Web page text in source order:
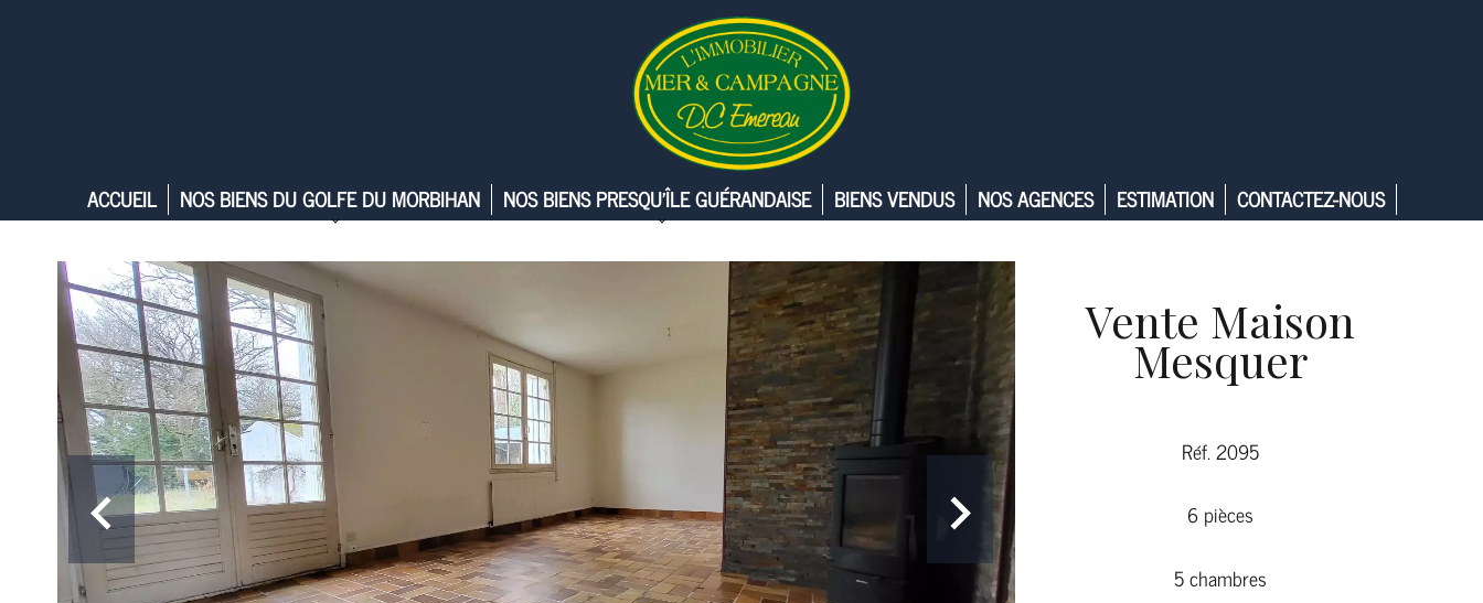
ACCUEIL NOS BIENS DU GOLFE DU MORBIHAN NOS BIENS PRESQU’ÎLE GUÉRANDAISE BIENS VENDUS NOS AGENCES ESTIMATION CONTACTEZ-NOUS
Vente Maison
Mesquer
Réf. 2095
6 pièces
5 chambres